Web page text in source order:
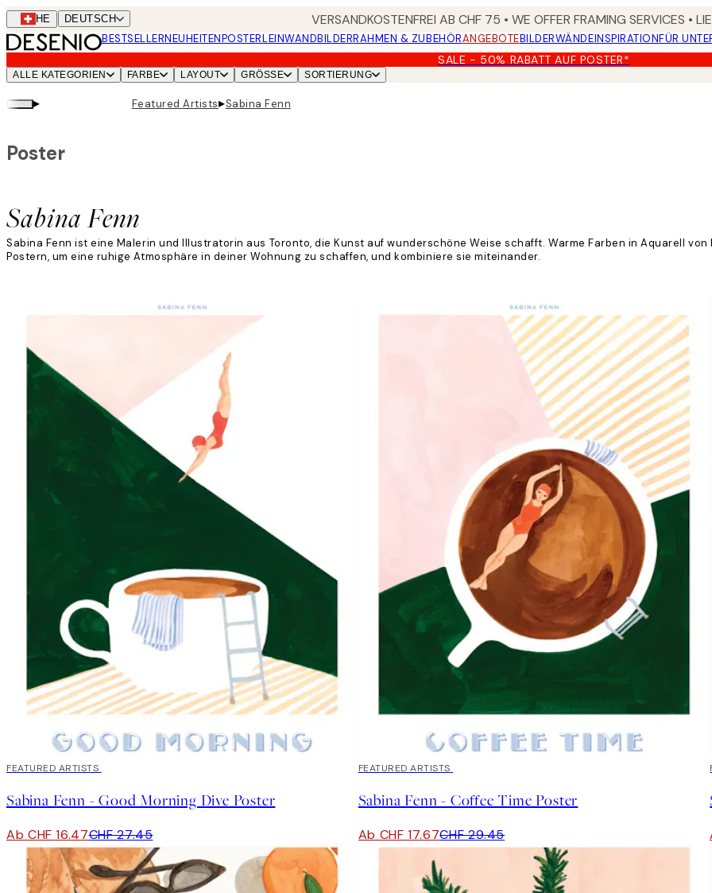
Skip
to
main
content.
CHE DEUTSCH VERSANDKOSTENFREI AB CHF 75 • WE OFFER FRAMING SERVICES •
BESTSELLERNEUHEITENPOSTERLEINWANDBILDERRAHMEN & ZUBEHÖRANGEBOTEBILDERWÄNDEINSPIRATIONFÜR
SALE - 50% RABATT AUF POSTER*
ALLE KATEGORIEN FARBE LAYOUT GRÖSSE SORTIERUNG
▸ Featured Artists▸Sabina Fenn
Sabina Fenn
Poster
Sabina Fenn ist eine Malerin und Illustratorin aus Toronto, die Kunst auf wunderschöne Weise schafft. Warme Farben in Aquarell
Postern, um eine ruhige Atmosphäre in deiner Wohnung zu schaffen, und kombiniere sie miteinander.
40%*
FEATURED ARTISTS
Sabina Fenn - Good Morning Dive Poster
Ab CHF 16.47CHF 27.45
40%*
FEATURED ARTISTS
Sabina Fenn - Coffee Time Poster
Ab CHF 17.67CHF 29.45